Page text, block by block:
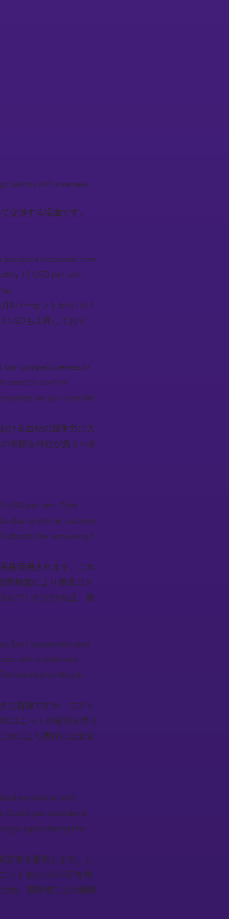
with overseas
交渉する場面です。
products increased from
12 USD per unit,
8パーセントから15パ
も上昇しており、
our competitiveness in
need to confirm
we can consider
ける当社の競争力に大
全額を当社が負うべき
USD per unit. That
due to stricter customs
absorb the remaining 5
接適用されます。これ
関検査により物流コス
れていただければ、残
but I appreciate your
with a minimum
would provide you
な負担ですが、コスト
ユニットの発注を伴う
れにより貴社には安定
provide us with
Could you consider 6
again during the
定性を提供します。し
ットあたり6 USDを検
め、四半期ごとの価格